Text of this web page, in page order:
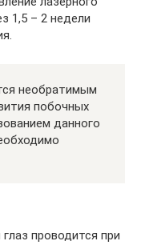
1,5 – 2 недели
необратимым
побочных
данного
проводится при